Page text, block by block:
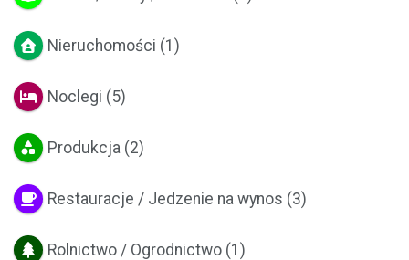
Nieruchomości (1)
Noclegi (5)
Produkcja (2)
Restauracje / Jedzenie na wynos (3)
Rolnictwo / Ogrodnictwo (1)